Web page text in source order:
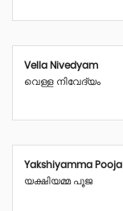
Vella Nivedyam
വെള്ള നിവേദ്യം
Yakshiyamma Pooja
യക്ഷിയമ്മ പൂജ